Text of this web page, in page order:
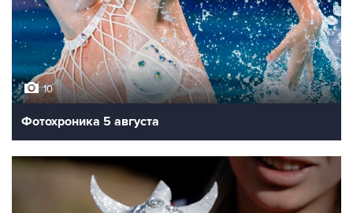
10
Фотохроника 5 августа